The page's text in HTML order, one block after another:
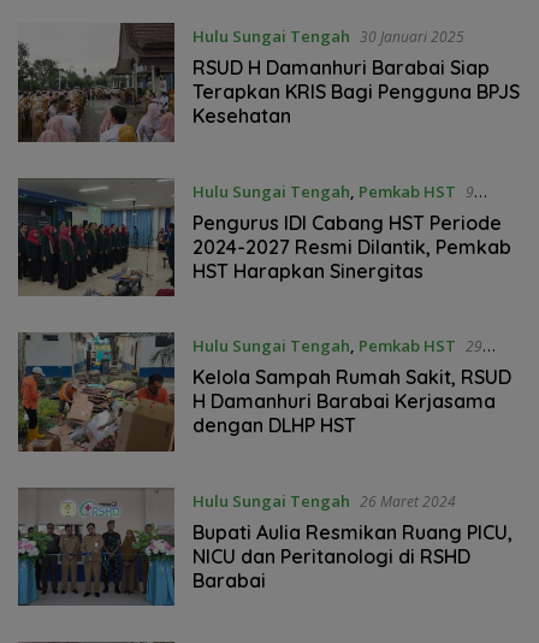
Hulu Sungai Tengah 30 Januari 2025
RSUD H Damanhuri Barabai Siap
Terapkan KRIS Bagi Pengguna BPJS
Kesehatan
Hulu Sungai Tengah, Pemkab HST 9
November 2024
Pengurus IDI Cabang HST Periode
2024-2027 Resmi Dilantik, Pemkab
HST Harapkan Sinergitas
Hulu Sungai Tengah, Pemkab HST 29
Oktober 2024
Kelola Sampah Rumah Sakit, RSUD
H Damanhuri Barabai Kerjasama
dengan DLHP HST
Hulu Sungai Tengah 26 Maret 2024
Bupati Aulia Resmikan Ruang PICU,
NICU dan Peritanologi di RSHD
Barabai